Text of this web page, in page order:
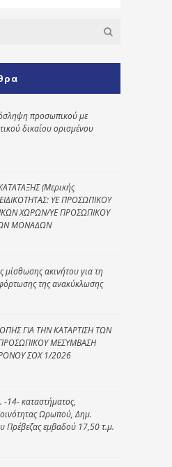
προσωπικού με
δικαίου ορισμένου
(Μερικής
ΥΕ ΠΡΟΣΩΠΙΚΟΥ
ΧΩΡΩΝ/ΥΕ ΠΡΟΣΩΠΙΚΟΥ
ΜΟΝΑΔΩΝ
μίσθωσης ακινήτου για τη
της ανακύκλωσης
ΓΙΑ ΤΗΝ ΚΑΤΑΡΤΙΣΗ ΤΩΝ
ΜΕΣΥΜΒΑΣΗ
ΣΟΧ 1/2026
-14- καταστήματος,
Ωρωπού, Δημ.
Πρέβεζας εμβαδού 17,50 τ.μ.